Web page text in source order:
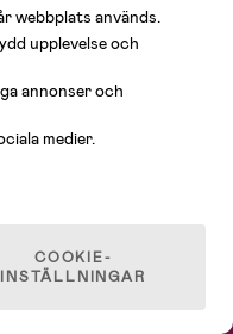
I lager
Fjällbacka Solhatt
UV-Skydd, Strawberry
Blue
webbplats används.
upplevelse och
annonser och
medier.
COOKIE-
INSTÄLLNINGAR